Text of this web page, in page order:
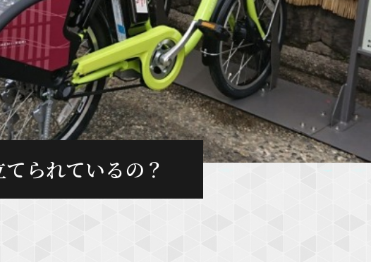
られているの？